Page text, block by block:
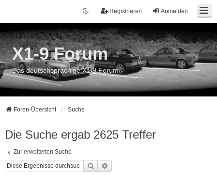
Anmelden
Registrieren
X1-9 Forum
Das deutschsprachige X1/9 Forum
Foren-Übersicht Suche
Die Suche ergab 2625 Treffer
Zur erweiterten Suche
Suche